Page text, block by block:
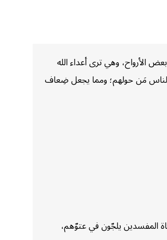
الأرواح، وهي ترى أعداء الله
الناس مَن حولهم؛ ومما يجعل ضِعاف
المفسدين يلجّون في عتوّهم،